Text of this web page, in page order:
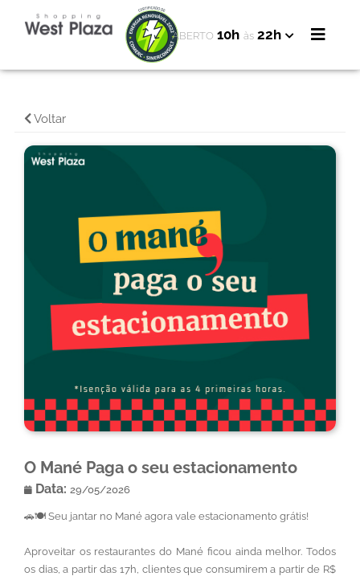
ABERTO 10h às 22h
Voltar
O Mané Paga o seu estacionamento
Data: 29/05/2026
🚗🍽️ Seu jantar no Mané agora vale estacionamento grátis!
Aproveitar os restaurantes do Mané ficou ainda melhor. Todos
os dias, a partir das 17h, clientes que consumirem a partir de R$